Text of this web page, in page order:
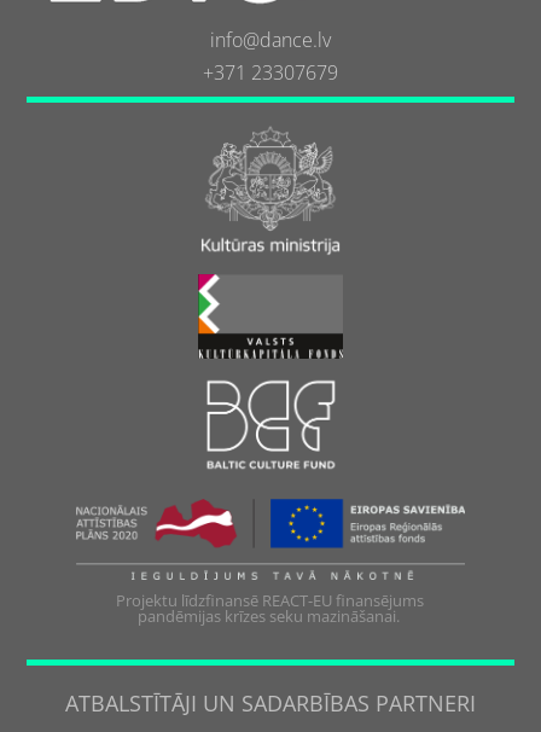
info@dance.lv
+371 23307679
Projektu līdzfinansē REACT-EU finansējums
pandēmijas krīzes seku mazināšanai.
ATBALSTĪTĀJI UN SADARBĪBAS PARTNERI